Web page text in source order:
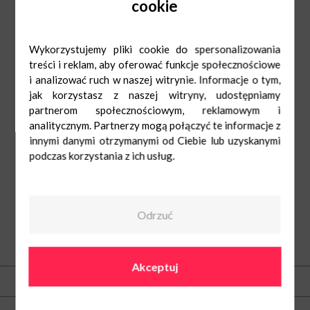
W tym dniu nie zabraknie także mikołajkowych konkursów, słodkości oraz
handlowego. Dla pierwszych 100 osób, które zrobią w tym dniu zakupy i okażą
paragon na min. 30 zł, przygotował świąteczną bombkę choinkową z logo CH
Czyżyny i osobistą dedykacją*.
*Regulamin akcji do pobrania tutaj.
Kontakt
cookie
Wykorzystujemy pliki cookie do spersonalizowania
treści i reklam, aby oferować funkcje społecznościowe
i analizować ruch w naszej witrynie. Informacje o tym,
jak korzystasz z naszej witryny, udostępniamy
partnerom społecznościowym, reklamowym i
analitycznym. Partnerzy mogą połączyć te informacje z
innymi danymi otrzymanymi od Ciebie lub uzyskanymi
podczas korzystania z ich usług.
Odrzuć
Akceptuj